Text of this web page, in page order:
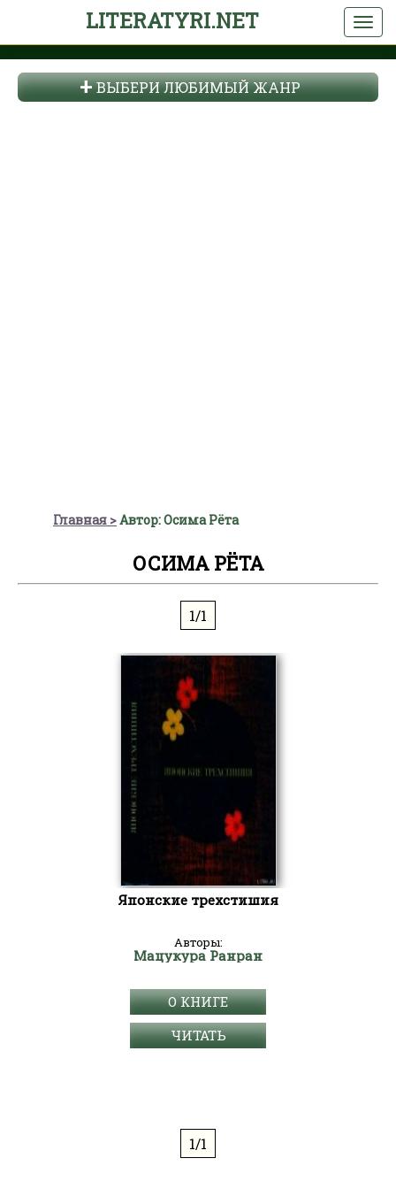
LITERATYRI.NET
ВЫБЕРИ ЛЮБИМЫЙ ЖАНР
Главная Автор: Осима Рёта
ОСИМА РЁТА
1/1
Японские трехстишия
Авторы:
Мацукура Ранран
О КНИГЕ
ЧИТАТЬ
1/1